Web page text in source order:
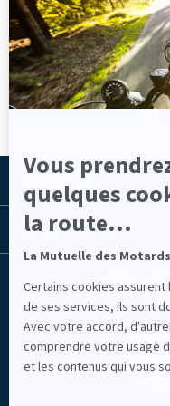
En
savoir
plus
sur
Axeptio
Vous
quelques
la route...
La Mutuelle des
Certains cookies
de ses services, ils sont
Avec votre accord,
comprendre votre usage
et les contenus qui vous
Votre contrat
d'assurance
Auto
sélectionné par
des motards,
pour des
motards !
roues, la
Mutuelle vous
assure !
Moto tout-
terrain : assurez
vos crampons
Moto pour la
piste : posez le
genou en toute
sérénité
MOTO
Trouvez le
correspond !
POUR VOUS
LA MUTUELLE
LES LIENS UTILES